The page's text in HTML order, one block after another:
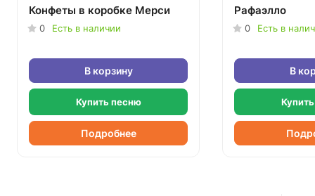
Конфеты в коробке Мерси
0 Есть в наличии
В корзину
Купить песню
Подробнее
Рафаэлло
0 Есть в
В